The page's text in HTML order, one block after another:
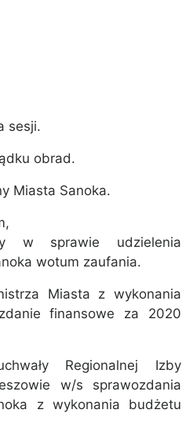
sesji.
obrad.
Miasta Sanoka.
w sprawie udzielenia
wotum zaufania.
Miasta z wykonania
finansowe za 2020
Regionalnej Izby
w/s sprawozdania
z wykonania budżetu